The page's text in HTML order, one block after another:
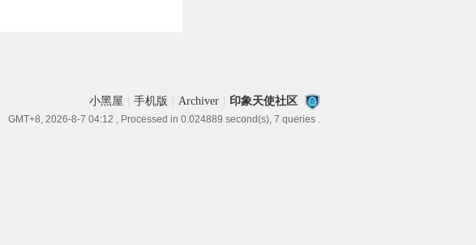
小黑屋 手机版 Archiver 印象天使社区
GMT+8, 2026-8-7 04:12 , Processed in 0.024889 second(s), 7 queries .